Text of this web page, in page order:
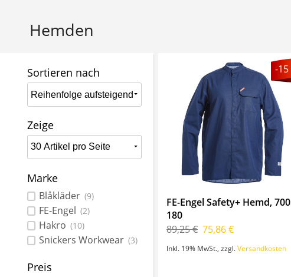
Hemden
Sortieren nach
Zeige
Marke
Blåkläder (9)
FE-Engel (2)
Hakro (10)
Snickers Workwear (3)
Preis
-15
FE-Engel Safety+ Hemd,
180
89,25 € 75,86 €
Inkl. 19% MwSt. zzgl. Versandkosten